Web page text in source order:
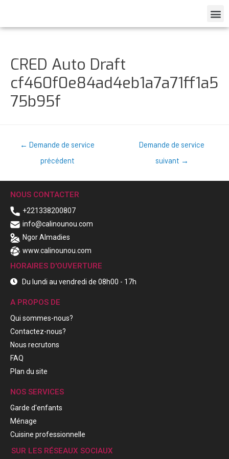
CRED Auto Draft
cf460f0e84ad4eb1a7a71ff1a5
75b95f
← Demande de service
précédent
Demande de service
suivant →
NOUS CONTACTER
+221338200807
info@calinounou.com
Ngor Almadies
www.calinounou.com
HORAIRES D'OUVERTURE
Du lundi au vendredi de 08h00 - 17h
A PROPOS DE
Qui sommes-nous?
Contactez-nous?
Nous recrutons
FAQ
Plan du site
NOS SERVICES
Garde d'enfants
Ménage
Cuisine professionnelle
SUR LES RÉSEAUX SOCIAUX